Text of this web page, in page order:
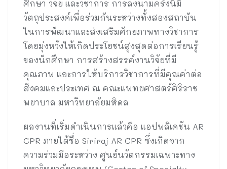
ศึกษา วิจัย และวิชาการ การลงนามครั้งนี้มี
วัตถุประสงค์เพื่อร่วมกันระหว่างทั้งสองสถาบัน
ในการพัฒนาและส่งเสริมศักยภาพทางวิชาการ
โดยมุ่งหวังให้เกิดประโยชน์สูงสุดต่อการเรียนรู้
ของนักศึกษา การสร้างสรรค์งานวิจัยที่มี
คุณภาพ และการให้บริการวิชาการที่มีคุณค่าต่อ
สังคมและประเทศ ณ คณะแพทยศาสตร์ศิริราช
พยาบาล มหาวิทยาลัยมหิดล
ผลงานที่เริ่มดำเนินการแล้วคือ แอปพลิเคชัน AR
CPR ภายใต้ชื่อ Siriraj AR CPR ซึ่งเกิดจาก
ความร่วมมือระหว่าง ศูนย์นวัตกรรมเฉพาะทาง